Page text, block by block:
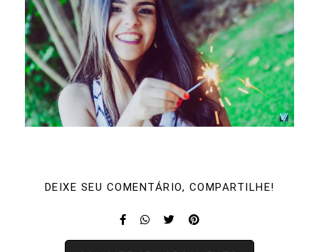
DEIXE SEU COMENTÁRIO, COMPARTILHE!